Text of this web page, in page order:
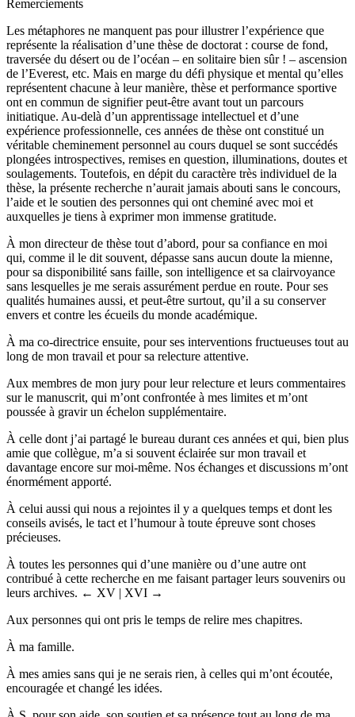
Remerciements
Les métaphores ne manquent pas pour illustrer l’expérience que
représente la réalisation d’une thèse de doctorat : course de fond,
traversée du désert ou de l’océan – en solitaire bien sûr ! – ascension
de l’Everest, etc. Mais en marge du défi physique et mental qu’elles
représentent chacune à leur manière, thèse et performance sportive
ont en commun de signifier peut-être avant tout un parcours
initiatique. Au-delà d’un apprentissage intellectuel et d’une
expérience professionnelle, ces années de thèse ont constitué un
véritable cheminement personnel au cours duquel se sont succédés
plongées introspectives, remises en question, illuminations, doutes et
soulagements. Toutefois, en dépit du caractère très individuel de la
thèse, la présente recherche n’aurait jamais abouti sans le concours,
l’aide et le soutien des personnes qui ont cheminé avec moi et
auxquelles je tiens à exprimer mon immense gratitude.
À mon directeur de thèse tout d’abord, pour sa confiance en moi
qui, comme il le dit souvent, dépasse sans aucun doute la mienne,
pour sa disponibilité sans faille, son intelligence et sa clairvoyance
sans lesquelles je me serais assurément perdue en route. Pour ses
qualités humaines aussi, et peut-être surtout, qu’il a su conserver
envers et contre les écueils du monde académique.
À ma co-directrice ensuite, pour ses interventions fructueuses tout au
long de mon travail et pour sa relecture attentive.
Aux membres de mon jury pour leur relecture et leurs commentaires
sur le manuscrit, qui m’ont confrontée à mes limites et m’ont
poussée à gravir un échelon supplémentaire.
À celle dont j’ai partagé le bureau durant ces années et qui, bien plus
amie que collègue, m’a si souvent éclairée sur mon travail et
davantage encore sur moi-même. Nos échanges et discussions m’ont
énormément apporté.
À celui aussi qui nous a rejointes il y a quelques temps et dont les
conseils avisés, le tact et l’humour à toute épreuve sont choses
précieuses.
À toutes les personnes qui d’une manière ou d’une autre ont
contribué à cette recherche en me faisant partager leurs souvenirs ou
leurs archives. ← XV | XVI →
Aux personnes qui ont pris le temps de relire mes chapitres.
À ma famille.
À mes amies sans qui je ne serais rien, à celles qui m’ont écoutée,
encouragée et changé les idées.